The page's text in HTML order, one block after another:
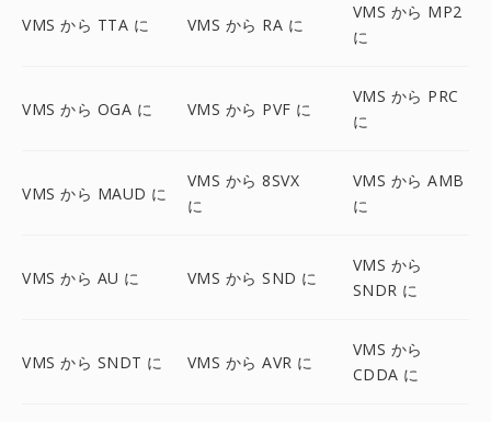
VMS から TTA に VMS から RA に
VMS から MP2
に
VMS から OGA に VMS から PVF に
VMS から PRC
に
VMS から MAUD に
VMS から 8SVX
に
VMS から AMB
に
VMS から AU に VMS から SND に
VMS から
SNDR に
VMS から SNDT に VMS から AVR に
VMS から
CDDA に